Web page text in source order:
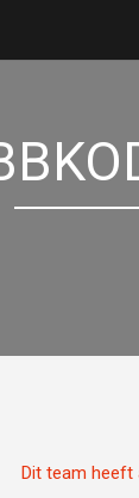
Dit team heeft